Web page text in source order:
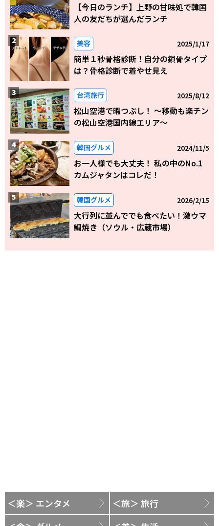
【今日のランチ】上野の甘味処で韓国
人の友だちが選んだランチ
美容 2025/1/17
簡単１秒骨格診断！自分の鎖骨タイプ
は？骨格診断で着やせ見え
台湾旅行 2025/8/12
松山空港で暇つぶし！ 〜移動も楽チン
の松山空港国内線エリア～
韓国グルメ 2024/11/5
お一人様でも大丈夫！ 私の中のNo.1
カムジャタンはコレだ！
韓国グルメ 2026/2/15
大行列に並んででも食べたい！激ウマ
鯛焼き（ソウル・広蔵市場）
＜楽＞ エンタメ
＜旅＞ 旅行